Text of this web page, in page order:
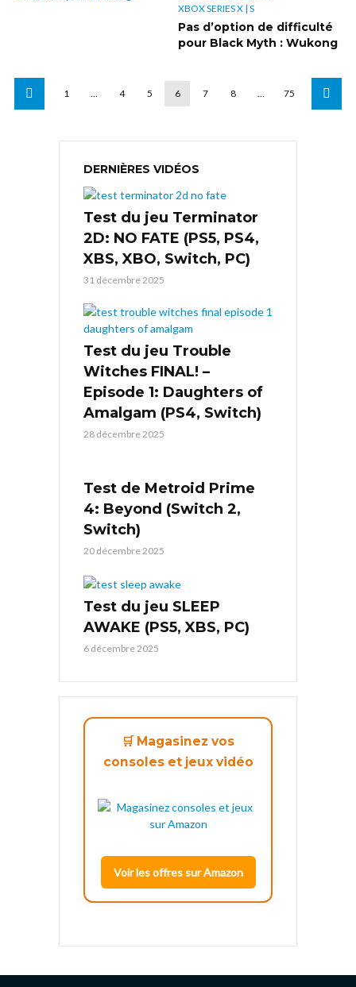
XBOX SERIES X | S
Pas d’option de difficulté
pour Black Myth : Wukong
1 … 4 5 6 7 8 … 75
DERNIÈRES VIDÉOS
Test du jeu Terminator
2D: NO FATE (PS5, PS4,
XBS, XBO, Switch, PC)
31 décembre 2025
Test du jeu Trouble
Witches FINAL! –
Episode 1: Daughters of
Amalgam (PS4, Switch)
28 décembre 2025
Test de Metroid Prime
4: Beyond (Switch 2,
Switch)
20 décembre 2025
Test du jeu SLEEP
AWAKE (PS5, XBS, PC)
6 décembre 2025
🛒 Magasinez vos
consoles et jeux vidéo
Voir les offres sur Amazon